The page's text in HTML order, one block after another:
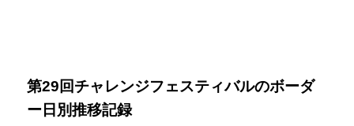
第29回チャレンジフェスティバルのボーダ
ー日別推移記録